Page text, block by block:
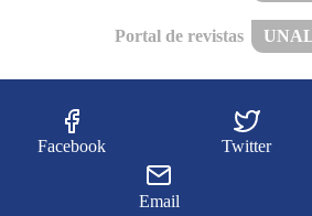
Portal de revistas
Facebook Twitter
Email